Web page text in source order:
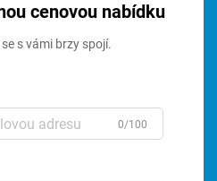
cenovou nabídku
s vámi brzy spojí.
0/100